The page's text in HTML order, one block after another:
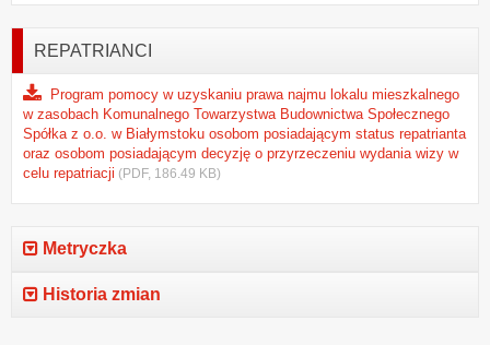
REPATRIANCI
Program pomocy w uzyskaniu prawa najmu lokalu mieszkalnego
w zasobach Komunalnego Towarzystwa Budownictwa Społecznego
Spółka z o.o. w Białymstoku osobom posiadającym status repatrianta
oraz osobom posiadającym decyzję o przyrzeczeniu wydania wizy w
celu repatriacji (PDF, 186.49 KB)
Metryczka
Historia zmian